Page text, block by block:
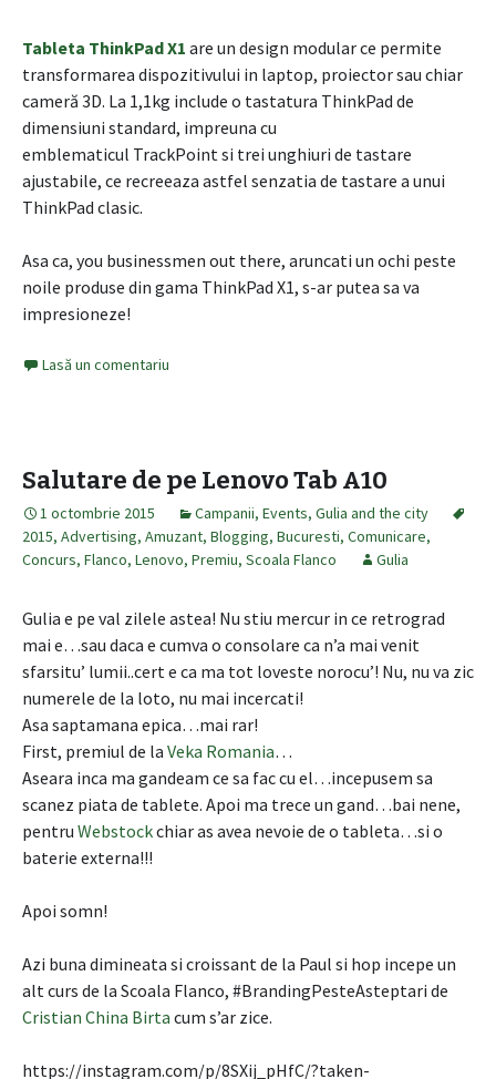
Tableta ThinkPad X1 are un design modular ce permite
transformarea dispozitivului in laptop, proiector sau chiar
cameră 3D. La 1,1kg include o tastatura ThinkPad de
dimensiuni standard, impreuna cu
emblematicul TrackPoint si trei unghiuri de tastare
ajustabile, ce recreeaza astfel senzatia de tastare a unui
ThinkPad clasic.
Asa ca, you businessmen out there, aruncati un ochi peste
noile produse din gama ThinkPad X1, s-ar putea sa va
impresioneze!
Lasă un comentariu
Salutare de pe Lenovo Tab A10
1 octombrie 2015 Campanii, Events, Gulia and the city
2015, Advertising, Amuzant, Blogging, Bucuresti, Comunicare,
Concurs, Flanco, Lenovo, Premiu, Scoala Flanco Gulia
Gulia e pe val zilele astea! Nu stiu mercur in ce retrograd
mai e…sau daca e cumva o consolare ca n’a mai venit
sfarsitu’ lumii..cert e ca ma tot loveste norocu’! Nu, nu va zic
numerele de la loto, nu mai incercati!
Asa saptamana epica…mai rar!
First, premiul de la Veka Romania…
Aseara inca ma gandeam ce sa fac cu el…incepusem sa
scanez piata de tablete. Apoi ma trece un gand…bai nene,
pentru Webstockchiar as avea nevoie de o tableta…si o
baterie externa!!!
Apoi somn!
Azi buna dimineata si croissant de la Paul si hop incepe un
alt curs de la Scoala Flanco, #BrandingPesteAsteptari de
Cristian China Birta cum s’ar zice.
https://instagram.com/p/8SXij_pHfC/?taken-